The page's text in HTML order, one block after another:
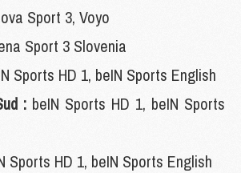
Sport 3, Voyo
Sport 3 Slovenia
Sports HD 1, beIN Sports English
: beIN Sports HD 1, beIN Sports
Sports HD 1, beIN Sports English